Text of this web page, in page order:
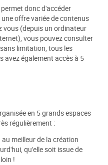
donc d'accéder
offre variée de contenus
vous (depuis un ordinateur
vous pouvez consulter
limitation, tous les
avez également accès à 5
en 5 grands espaces
régulièrement :
meilleur de la création
qu'elle soit issue de
!